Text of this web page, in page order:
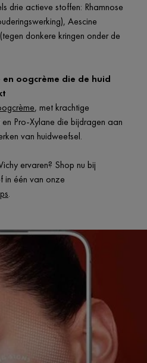
drie actieve stoffen: Rhamnose
Aescine
donkere kringen onder de
oogcrème die de huid
, met krachtige
Pro-Xylane die bijdragen aan
van huidweefsel.
ervaren? Shop nu bij
in één van onze
.